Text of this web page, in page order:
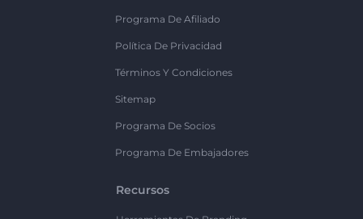
Programa De Afiliado
Política De Privacidad
Términos Y Condiciones
Sitemap
Programa De Socios
Programa De Embajadores
Recursos